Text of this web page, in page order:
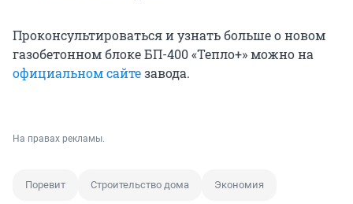
Проконсультироваться и узнать больше о новом
газобетонном блоке БП-400 «Тепло+» можно на
официальном сайтезавода.
На правах рекламы.
Поревит Строительство дома Экономия